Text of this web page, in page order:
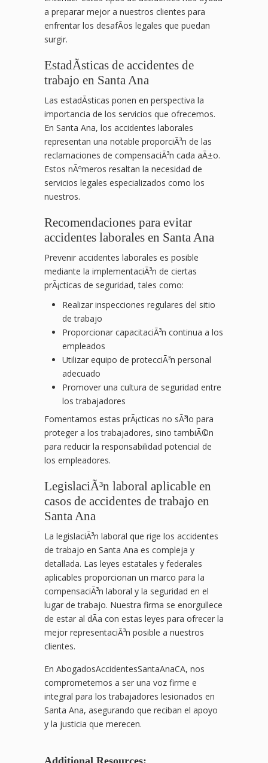
a preparar mejor a nuestros clientes para
enfrentar los desafÃ­os legales que puedan
surgir.
EstadÃ­sticas de accidentes de
trabajo en Santa Ana
Las estadÃ­sticas ponen en perspectiva la
importancia de los servicios que ofrecemos.
En Santa Ana, los accidentes laborales
representan una notable proporciÃ³n de las
reclamaciones de compensaciÃ³n cada aÃ±o.
Estos nÃºmeros resaltan la necesidad de
servicios legales especializados como los
nuestros.
Recomendaciones para evitar
accidentes laborales en Santa Ana
Prevenir accidentes laborales es posible
mediante la implementaciÃ³n de ciertas
prÃ¡cticas de seguridad, tales como:
Realizar inspecciones regulares del sitio
de trabajo
Proporcionar capacitaciÃ³n continua a los
empleados
Utilizar equipo de protecciÃ³n personal
adecuado
Promover una cultura de seguridad entre
los trabajadores
Fomentamos estas prÃ¡cticas no sÃ³lo para
proteger a los trabajadores, sino tambiÃ©n
para reducir la responsabilidad potencial de
los empleadores.
LegislaciÃ³n laboral aplicable en
casos de accidentes de trabajo en
Santa Ana
La legislaciÃ³n laboral que rige los accidentes
de trabajo en Santa Ana es compleja y
detallada. Las leyes estatales y federales
aplicables proporcionan un marco para la
compensaciÃ³n laboral y la seguridad en el
lugar de trabajo. Nuestra firma se enorgullece
de estar al dÃ­a con estas leyes para ofrecer la
mejor representaciÃ³n posible a nuestros
clientes.
En AbogadosAccidentesSantaAnaCA, nos
comprometemos a ser una voz firme e
integral para los trabajadores lesionados en
Santa Ana, asegurando que reciban el apoyo
y la justicia que merecen.
Additional Resources: